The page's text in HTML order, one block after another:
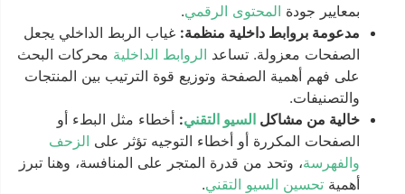
بمعايير جودة المحتوى الرقمي .
مدعومة بروابط داخلية منظمة:غياب الربط الداخلي يجعل
الصفحات معزولة. تساعد الروابط الداخليةمحركات البحث
على فهم أهمية الصفحة وتوزيع قوة الترتيب بين المنتجات
والتصنيفات.
خالية من مشاكل السيو التقني :أخطاء مثل البطء أو
الصفحات المكررة أو أخطاء التوجيه تؤثر على الزحف
والفهرسة، وتحد من قدرة المتجر على المنافسة، وهنا تبرز
أهمية تحسين السيو التقني .